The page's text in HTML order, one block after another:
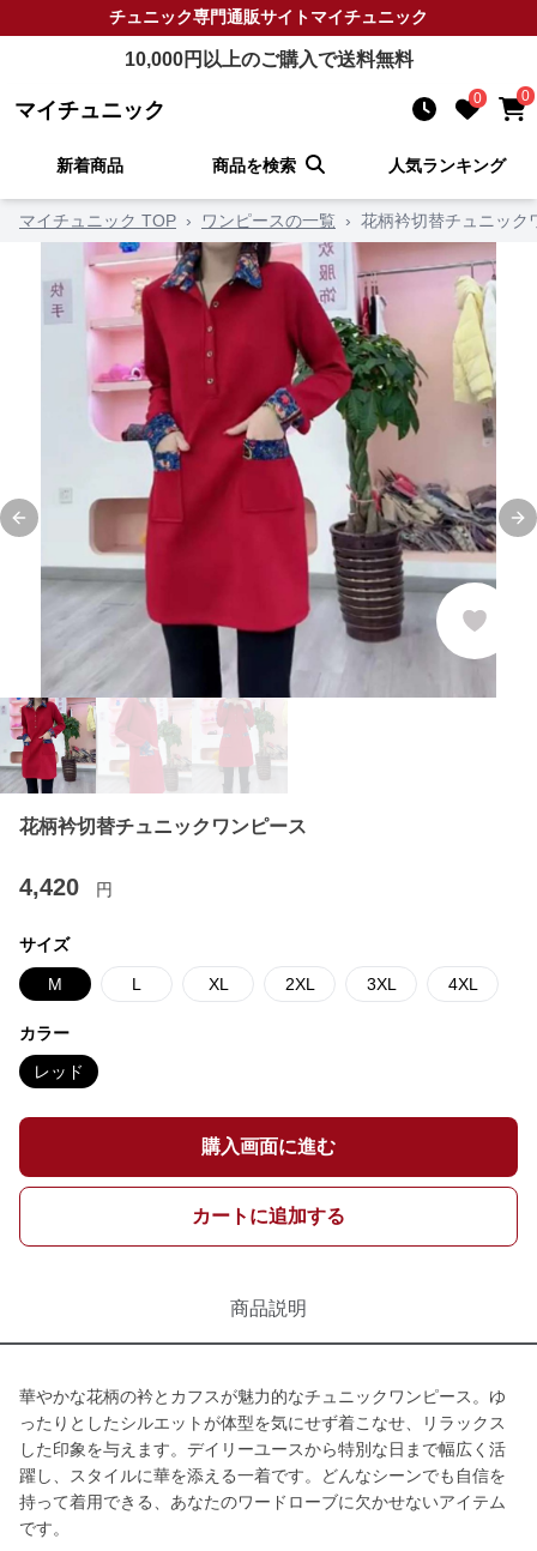
チュニック専門通販サイトマイチュニック
10,000円以上のご購入で送料無料
マイチュニック 0 0
新着商品 商品を検索 人気ランキング
マイチュニック TOP › ワンピースの一覧 › 花柄衿切替チュニック
Previous slide
花柄衿切替チュニックワンピース
4,420 円
サイズ
M L XL 2XL 3XL 4XL
カラー
レッド
購入画面に進む
カートに追加する
商品説明
華やかな花柄の衿とカフスが魅力的なチュニックワンピース。ゆ
ったりとしたシルエットが体型を気にせず着こなせ、リラックス
した印象を与えます。デイリーユースから特別な日まで幅広く活
躍し、スタイルに華を添える一着です。どんなシーンでも自信を
持って着用できる、あなたのワードローブに欠かせないアイテム
です。